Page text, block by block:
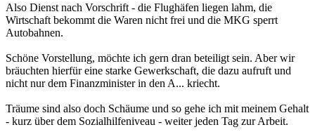
Also Dienst nach Vorschrift - die Flughäfen liegen lahm, die
Wirtschaft bekommt die Waren nicht frei und die MKG sperrt
Autobahnen.
Schöne Vorstellung, möchte ich gern dran beteiligt sein. Aber wir
bräuchten hierfür eine starke Gewerkschaft, die dazu aufruft und
nicht nur dem Finanzminister in den A... kriecht.
Träume sind also doch Schäume und so gehe ich mit meinem Gehalt
- kurz über dem Sozialhilfeniveau - weiter jeden Tag zur Arbeit.